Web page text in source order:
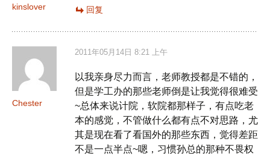
kinslover 回复
Chester
2011年05月14日 8:21 上午
以我亲身尽力而言，老师教授都是不错的，
但是学工办的那些老师倒是让我觉得很难受
~总体来说计院，软院都那样子，有点吃老
本的感觉，不管做什么都有点不对思路，尤
其是现在看了看国外的那些东西，觉得差距
不是一点半点~嗯，习惯孙总的那种不畏权